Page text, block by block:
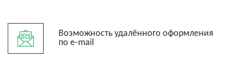
Возможность удалённого оформления
по e-mail